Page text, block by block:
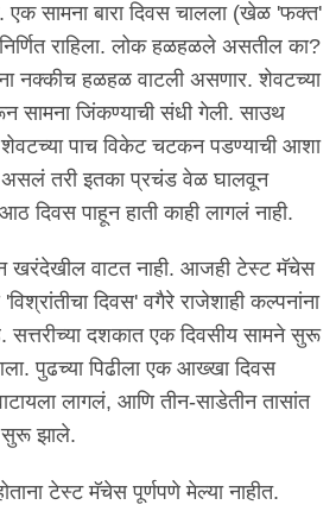
एक सामना बारा दिवस चालला (खेळ 'फक्त'
राहिला. लोक हळहळले असतील का?
नक्कीच हळहळ वाटली असणार. शेवटच्या
सामना जिंकण्याची संधी गेली. साउथ
पाच विकेट चटकन पडण्याची आशा
असलं तरी इतका प्रचंड वेळ घालवून
दिवस पाहून हाती काही लागलं नाही.
खरंदेखील वाटत नाही. आजही टेस्ट मॅचेस
दिवस' वगैरे राजेशाही कल्पनांना
सत्तरीच्या दशकात एक दिवसीय सामने सुरू
पुढच्या पिढीला एक आख्खा दिवस
लागलं, आणि तीन-साडेतीन तासांत
सुरू झाले.
टेस्ट मॅचेस पूर्णपणे मेल्या नाहीत.